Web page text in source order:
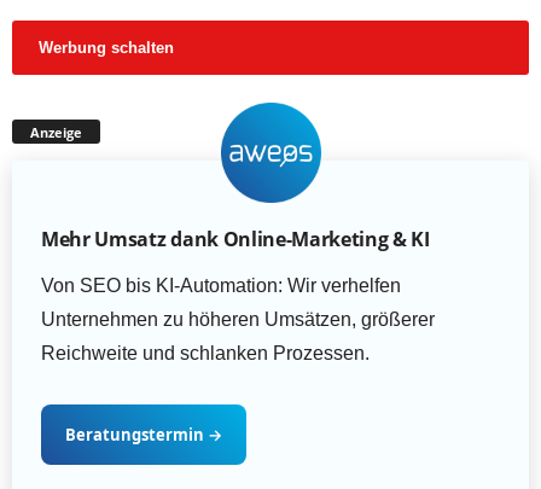
Werbung schalten
Anzeige
Mehr Umsatz dank Online-Marketing & KI
Von SEO bis KI-Automation: Wir verhelfen
Unternehmen zu höheren Umsätzen, größerer
Reichweite und schlanken Prozessen.
Beratungstermin →